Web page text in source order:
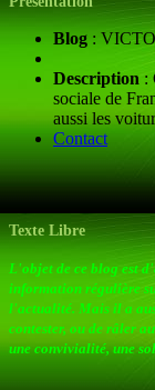
Blog :
Description :
sociale de
aussi les
Contact
Texte Libre
L'objet de ce blog est
information régulière
l'actualité. Mais il a
contester, ou de râler
une convivialité, une